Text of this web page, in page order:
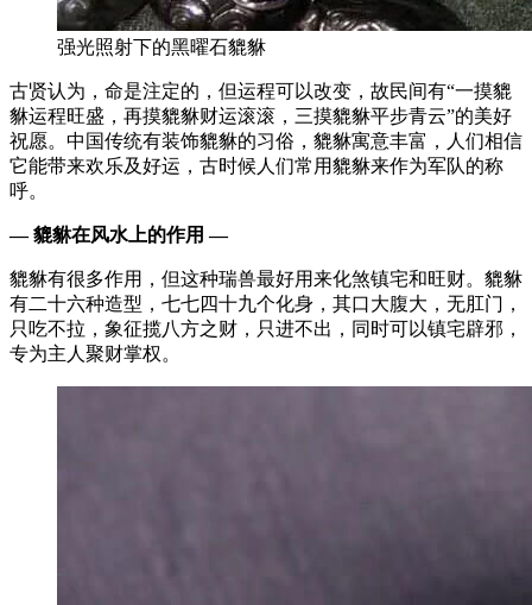
强光照射下的黑曜石貔貅
古贤认为，命是注定的，但运程可以改变，故民间有“一摸貔
貅运程旺盛，再摸貔貅财运滚滚，三摸貔貅平步青云”的美好
祝愿。中国传统有装饰貔貅的习俗，貔貅寓意丰富，人们相信
它能带来欢乐及好运，古时候人们常用貔貅来作为军队的称
呼。
— 貔貅在风水上的作用 —
貔貅有很多作用，但这种瑞兽最好用来化煞镇宅和旺财。貔貅
有二十六种造型，七七四十九个化身，其口大腹大，无肛门，
只吃不拉，象征揽八方之财，只进不出，同时可以镇宅辟邪，
专为主人聚财掌权。